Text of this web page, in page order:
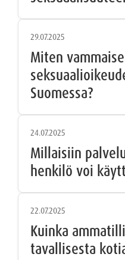
29.07.2025
Miten
Suomessa?
24.07.2025
Millaisiin
henkilö voi
22.07.2025
Kuinka
tavallisesta